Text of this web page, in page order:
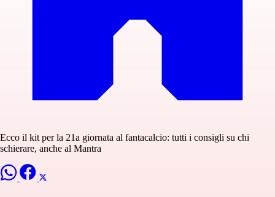
Ecco il kit per la 21a giornata al fantacalcio: tutti i consigli su chi
schierare, anche al Mantra